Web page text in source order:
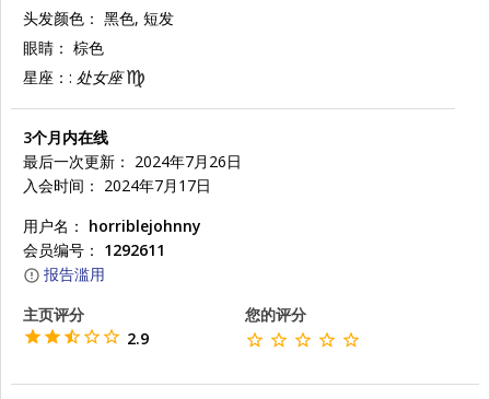
头发颜色： 黑色, 短发
眼睛： 棕色
星座：: 处女座
3个月内在线
最后一次更新： 2024年7月26日
入会时间： 2024年7月17日
用户名： horriblejohnny
会员编号： 1292611
报告滥用
主页评分
2.9
您的评分